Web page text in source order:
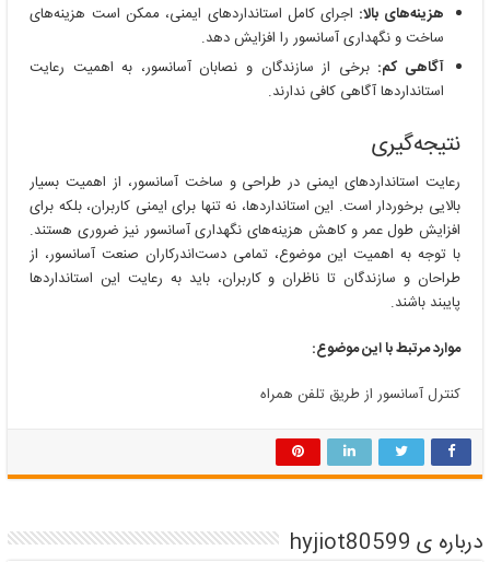
هزینه‌های بالا: اجرای کامل استانداردهای ایمنی، ممکن است هزینه‌های
ساخت و نگهداری آسانسور را افزایش دهد.
آگاهی کم: برخی از سازندگان و نصابان آسانسور، به اهمیت رعایت
استانداردها آگاهی کافی ندارند.
نتیجه‌گیری
رعایت استانداردهای ایمنی در طراحی و ساخت آسانسور، از اهمیت بسیار
بالایی برخوردار است. این استانداردها، نه تنها برای ایمنی کاربران، بلکه برای
افزایش طول عمر و کاهش هزینه‌های نگهداری آسانسور نیز ضروری هستند.
با توجه به اهمیت این موضوع، تمامی دست‌اندرکاران صنعت آسانسور، از
طراحان و سازندگان تا ناظران و کاربران، باید به رعایت این استانداردها
پایبند باشند.
موارد مرتبط با این موضوع:
کنترل آسانسور از طریق تلفن همراه
درباره ی hyjiot80599